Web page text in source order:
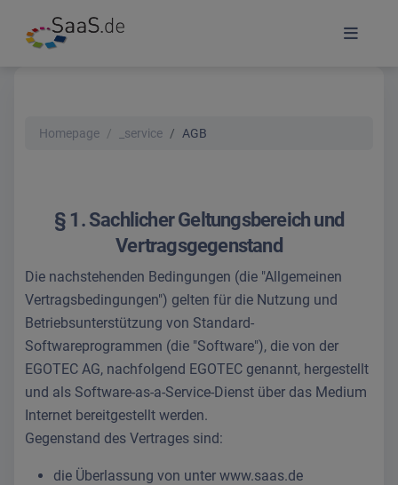
Homepage _service AGB
§ 1. Sachlicher Geltungsbereich und
Vertragsgegenstand
Die nachstehenden Bedingungen (die "Allgemeinen
Vertragsbedingungen") gelten für die Nutzung und
Betriebsunterstützung von Standard-
Softwareprogrammen (die "Software"), die von der
EGOTEC AG, nachfolgend EGOTEC genannt, hergestellt
und als Software-as-a-Service-Dienst über das Medium
Internet bereitgestellt werden.
Gegenstand des Vertrages sind:
die Überlassung von unter www.saas.de